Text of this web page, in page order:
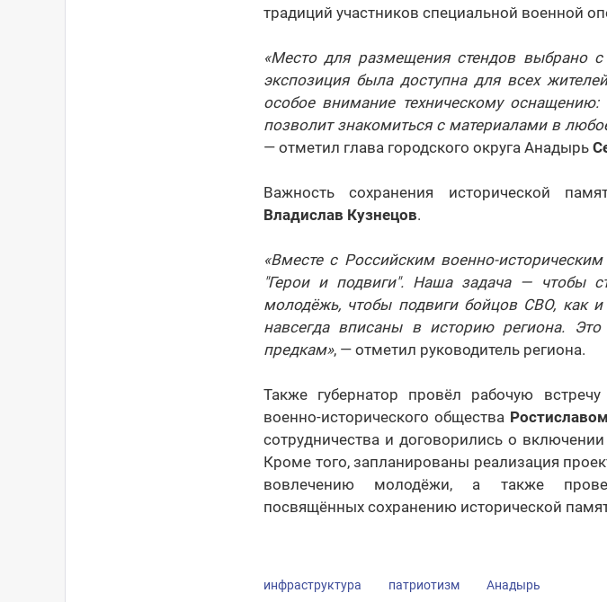
традиций участников специальной военной
«Место для размещения стендов выбрано
экспозиция была доступна для всех
особое внимание техническому
позволит знакомиться с материалами в
— отметил глава городского округа Анадырь
Важность сохранения исторической
Владислав Кузнецов.
«Вместе с Российским военно-
"Герои и подвиги". Наша задача — чтобы
молодёжь, чтобы подвиги бойцов СВО, как
навсегда вписаны в историю региона.
предкам», — отметил руководитель региона.
Также губернатор провёл рабочую
военно-исторического общества
сотрудничества и договорились о
Кроме того, запланированы реализация
вовлечению молодёжи, а также
посвящённых сохранению исторической
инфраструктура патриотизм Анадырь